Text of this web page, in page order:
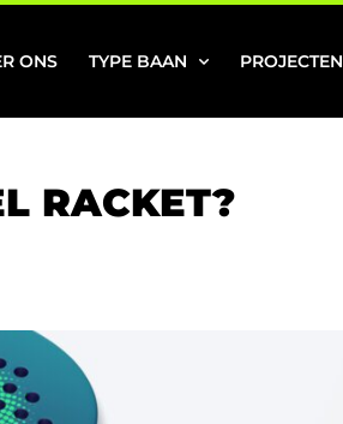
ONS TYPE BAAN PROJECTEN
RACKET?